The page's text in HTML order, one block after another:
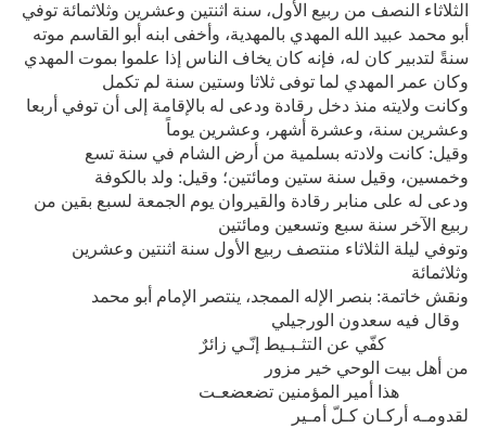
الثلاثاء النصف من ربيع الأول، سنة اثنتين وعشرين وثلاثمائة توفي
أبو محمد عبيد الله المهدي بالمهدية، وأخفى ابنه أبو القاسم موته
سنةً لتدبير كان له، فإنه كان يخاف الناس إذا علموا بموت المهدي
وكان عمر المهدي لما توفى ثلاثا وستين سنة لم تكمل
وكانت ولايته منذ دخل رقادة ودعى له بالإقامة إلى أن توفي أربعا
وعشرين سنة، وعشرة أشهر، وعشرين يوماً
وقيل: كانت ولادته بسلمية من أرض الشام في سنة تسع
وخمسين، وقيل سنة ستين ومائتين؛ وقيل: ولد بالكوفة
ودعى له على منابر رقادة والقيروان يوم الجمعة لسبع بقين من
ربيع الآخر سنة سبع وتسعين ومائتين
وتوفي ليلة الثلاثاء منتصف ربيع الأول سنة اثنتين وعشرين
وثلاثمائة
ونقش خاتمة: بنصر الإله الممجد، ينتصر الإمام أبو محمد
من أهل بيت الوحي خير مزور
لقدومـه أركـان كـلّ أمـير